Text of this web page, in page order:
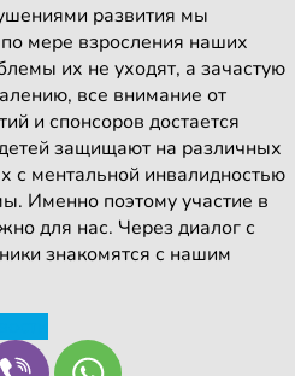
развития мы
мере взросления наших
их не уходят, а зачастую
все внимание от
и спонсоров достается
защищают на различных
с ментальной инвалидностью
Именно поэтому участие в
для нас. Через диалог с
знакомятся с нашим